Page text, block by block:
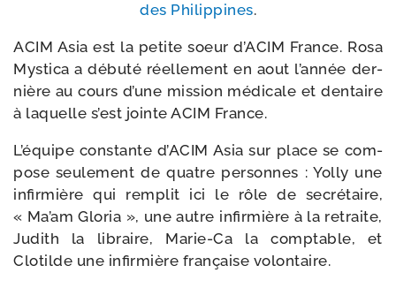
des Philippines.
ACIM Asia est la petite soeur d’ACIM France. Rosa
Mystica a débu­té réel­le­ment en aout l’an­née der­
nière au cours d’une mis­sion médi­cale et den­taire
à laquelle s’est jointe ACIM France.
L’équipe constante d’ACIM Asia sur place se com­
pose seule­ment de quatre per­sonnes : Yolly une
infir­mière qui rem­plit ici le rôle de secré­taire,
« Ma’am Gloria », une autre infir­mière à la retraite,
Judith la libraire, Marie-​Ca la comp­table, et
Clotilde une infir­mière fran­çaise volontaire.